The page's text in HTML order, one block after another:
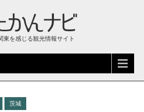
東を感じる観光情報サイト
茨城